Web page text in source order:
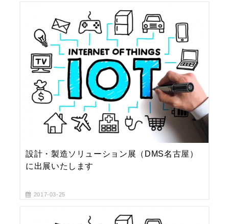
設計・製造ソリューション展（DMS名古屋）
に出展いたします
2017-03-25